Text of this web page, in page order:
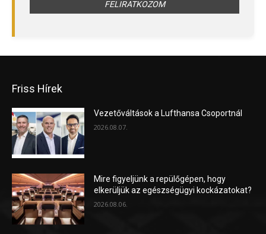
Friss Hírek
Vezetőváltások a Lufthansa Csoportnál
2026.08.07.
Mire figyeljünk a repülőgépen, hogy
elkerüljük az egészségügyi kockázatokat?
2026.08.06.